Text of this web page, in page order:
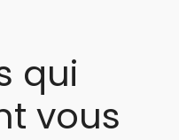
qui
vous